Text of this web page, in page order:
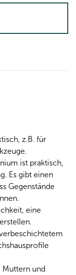
z.B. für
ist praktisch,
Es gibt einen
Gegenstände
eine
Muttern und